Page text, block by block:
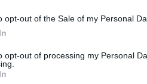
opt-out of the Sale of my Personal
opt-out of processing my Personal
των συναντήσεων,
στον πρόεδρο Πούτιν και
έχουμε μια τριμερή, με